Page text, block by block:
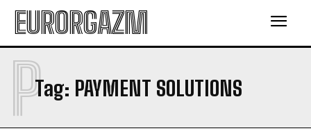
EURORGAZM
Tag: PAYMENT SOLUTIONS
P